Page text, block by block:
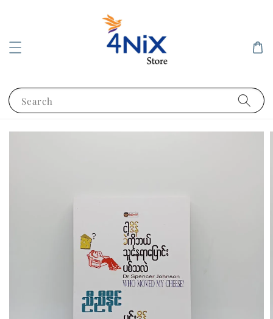
Search